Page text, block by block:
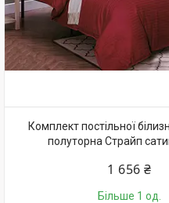
Комплект постільної
полуторна Страйп
1 656 ₴
Більше 1 од.